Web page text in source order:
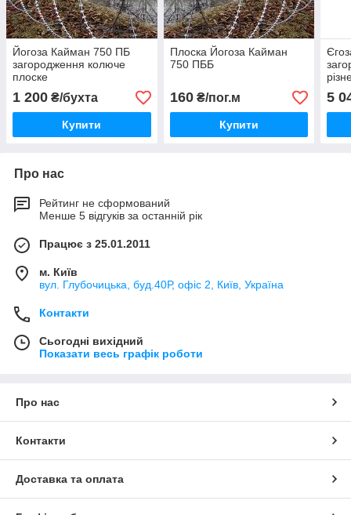
Йогоза Кайман 750 ПБ
загородження колюче
плоске
1 200 ₴/бухта
Купити
Плоска Йогоза Кайман
750 ПББ
160₴/пог.м
Купити
5
Про нас
Рейтинг не сформований
Менше 5 відгуків за останній рік
Працює з 25.01.2011
м. Київ
вул. Глубочицька, буд.40Р, офіс 2, Київ, Україна
Контакти
Сьогодні вихідний
Показати весь графік роботи
Про нас
Контакти
Доставка та оплата